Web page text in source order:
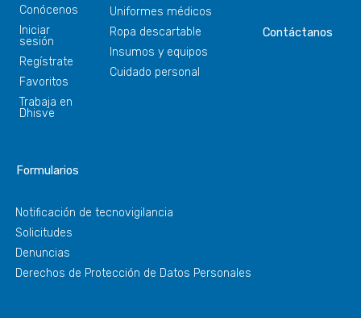
Conócenos
Iniciar
sesión
Regístrate
Favoritos
Trabaja en
Dhisve
Uniformes médicos
Ropa descartable
Insumos y equipos
Cuidado personal
Contáctanos
Formularios
Notificación de tecnovigilancia
Solicitudes
Denuncias
Derechos de Protección de Datos Personales